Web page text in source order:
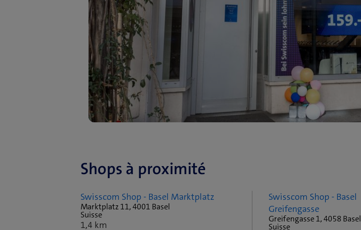
Shops à proximité
Swisscom Shop - Basel Marktplatz
Marktplatz 11, 4001 Basel
Suisse
1,4 km
Swisscom Shop - Basel
Greifengasse
Greifengasse 1, 4058 Basel
Suisse